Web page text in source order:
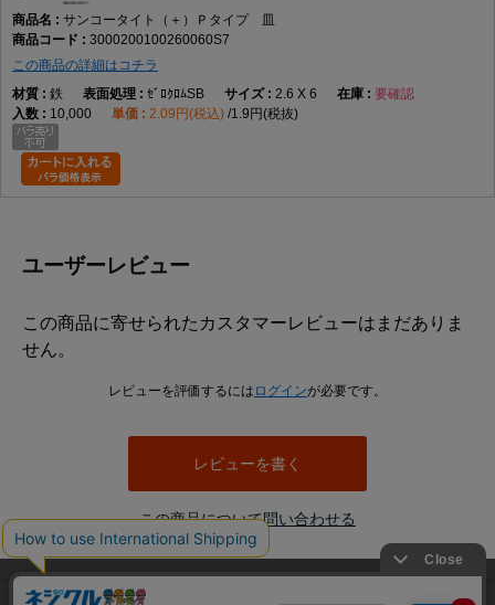
この商品について問い合わせる
サンコータイト（＋）Ｐタイプ 皿
3000200100260060S7
この商品の詳細はコチラ
鉄
ｾﾞﾛｸﾛﾑSB 2.6 X 6
要確認
10,000
2.09円(税込) 1.9円(税抜)
ユーザーレビュー
この商品に寄せられたカスタマーレビューはまだありま
せん。
レビューを評価するには ログインが必要です。
レビューを書く
利用規約
当サイトでは利用体験の向上およびコンテンツの最適な提供、ト